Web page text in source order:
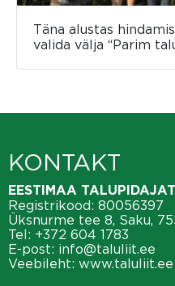
Täna alustas
valida välja “Parim
KONTAKT
EESTIMAA
Registrikood: 80056397
Üksnurme tee 8, Saku,
Tel: +372 604 1783
E-post: info@taluliit.ee
Veebileht: www.taluliit.ee